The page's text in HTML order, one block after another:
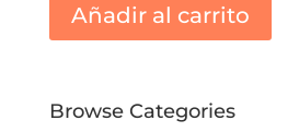
Añadir al carrito
Browse Categories